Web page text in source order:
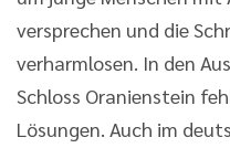
versprechen und die
verharmlosen. In den
Schloss Oranienstein
Lösungen. Auch im